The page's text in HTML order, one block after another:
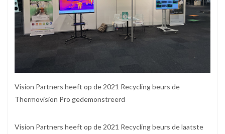
Vision Partners heeft op de 2021 Recycling beurs de
Thermovision Pro gedemonstreerd
Vision Partners heeft op de 2021 Recycling beurs de laatste